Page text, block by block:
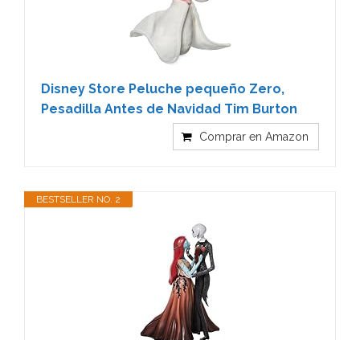
Disney Store Peluche pequeño Zero,
Pesadilla Antes de Navidad Tim Burton
Comprar en Amazon
BESTSELLER NO. 2